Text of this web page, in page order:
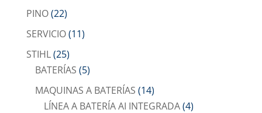
PINO(22)
SERVICIO(11)
STIHL(25)
BATERÍAS (5)
MAQUINAS A BATERÍAS (14)
LÍNEA A BATERÍA AI INTEGRADA(4)